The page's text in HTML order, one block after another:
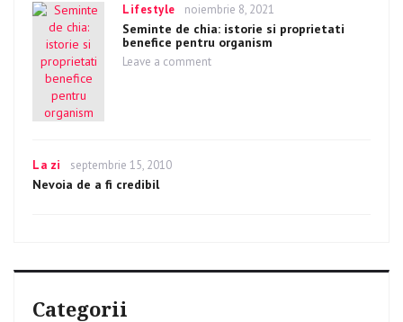
Categories
Lifestyle
Posted
on
noiembrie 8, 2021
Seminte de chia: istorie si proprietati
benefice pentru organism
Leave a comment
Categories
La zi
Posted
on
septembrie 15, 2010
Nevoia de a fi credibil
Categorii